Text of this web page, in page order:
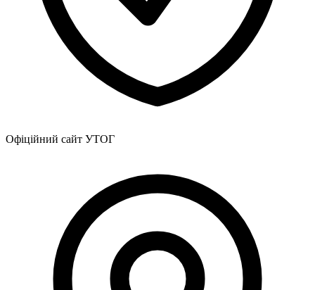
Документи ВФГ
Міжнародні документи
Офіційний сайт УТОГ